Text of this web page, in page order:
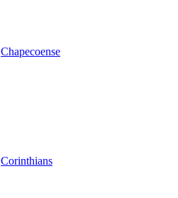
Chapecoense
Corinthians